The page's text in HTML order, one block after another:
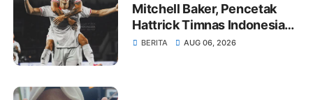
Mitchell Baker, Pencetak
Hattrick Timnas Indonesia
vs Kamboja
BERITA AUG 06, 2026